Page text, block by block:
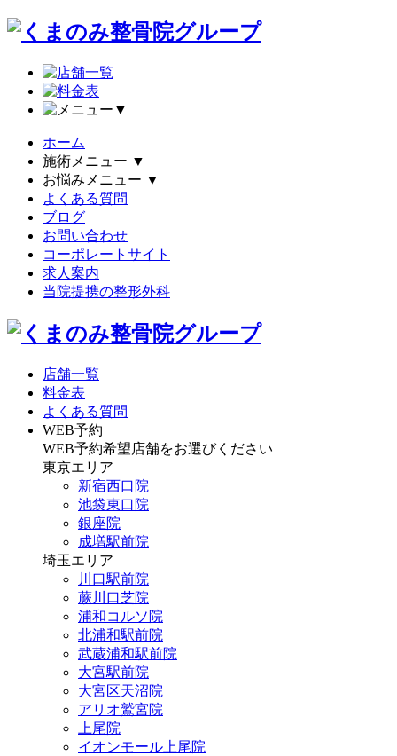
▼
ホーム
施術メニュー ▼
お悩みメニュー ▼
よくある質問
ブログ
お問い合わせ
コーポレートサイト
求人案内
当院提携の整形外科
店舗一覧
料金表
よくある質問
WEB予約
WEB予約希望店舗をお選びください
東京エリア
新宿西口院
池袋東口院
銀座院
成増駅前院
埼玉エリア
川口駅前院
蕨川口芝院
浦和コルソ院
北浦和駅前院
武蔵浦和駅前院
大宮駅前院
大宮区天沼院
アリオ鷲宮院
上尾院
イオンモール上尾院